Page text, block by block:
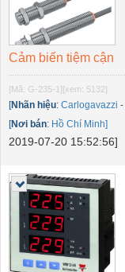
Cảm biến tiệm cận
[Mã: G-235-1][xem: 5132]
[Nhãn hiệu: Carlogavazzi -
[Nơi bán: Hồ Chí Minh]
2019-07-20 15:52:56]